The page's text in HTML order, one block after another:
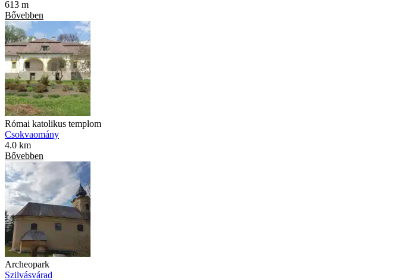
613 m
Bővebben
Római katolikus templom
Csokvaomány
4.0 km
Bővebben
Archeopark
Szilvásvárad